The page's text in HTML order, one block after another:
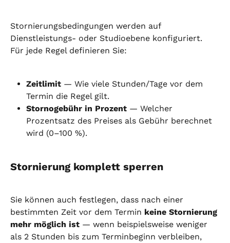
Stornierungsbedingungen werden auf
Dienstleistungs- oder Studioebene konfiguriert.
Für jede Regel definieren Sie:
Zeitlimit — Wie viele Stunden/Tage vor dem
Termin die Regel gilt.
Stornogebühr in Prozent — Welcher
Prozentsatz des Preises als Gebühr berechnet
wird (0–100 %).
Stornierung komplett sperren
Sie können auch festlegen, dass nach einer
bestimmten Zeit vor dem Termin keine Stornierung
mehr möglich ist — wenn beispielsweise weniger
als 2 Stunden bis zum Terminbeginn verbleiben,